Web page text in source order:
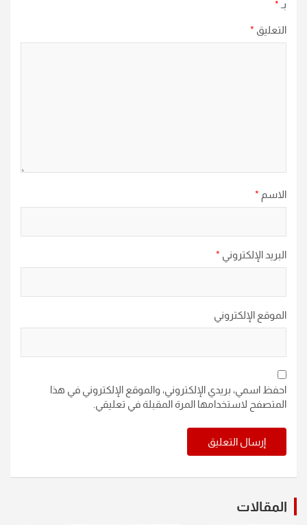
بـ *
التعليق *
الاسم *
البريد الإلكتروني *
الموقع الإلكتروني
احفظ اسمي، بريدي الإلكتروني، والموقع الإلكتروني في هذا
المتصفح لاستخدامها المرة المقبلة في تعليقي.
المقالات